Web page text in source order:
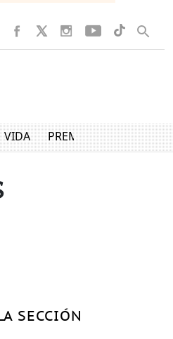
VIDA PREMIUM
SECCIÓN